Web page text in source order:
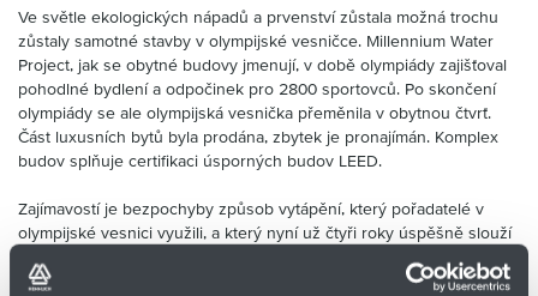
Ve světle ekologických nápadů a prvenství zůstala možná trochu
zůstaly samotné stavby v olympijské vesničce. Millennium Water
Project, jak se obytné budovy jmenují, v době olympiády zajišťoval
pohodlné bydlení a odpočinek pro 2800 sportovců. Po skončení
olympiády se ale olympijská vesnička přeměnila v obytnou čtvrť.
Část luxusních bytů byla prodána, zbytek je pronajímán. Komplex
budov splňuje certifikaci úsporných budov LEED.
Zajímavostí je bezpochyby způsob vytápění, který pořadatelé v
olympijské vesnici využili, a který nyní už čtyři roky úspěšně slouží
sotva najdete, právě proto mu možná nebyla věnována až tak velká